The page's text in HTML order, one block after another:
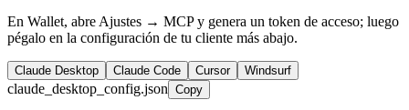
En Wallet, abre Ajustes → MCP y genera un token de acceso; luego
pégalo en la configuración de tu cliente más abajo.
Claude Desktop Claude Code Cursor Windsurf
claude_desktop_config.json Copy